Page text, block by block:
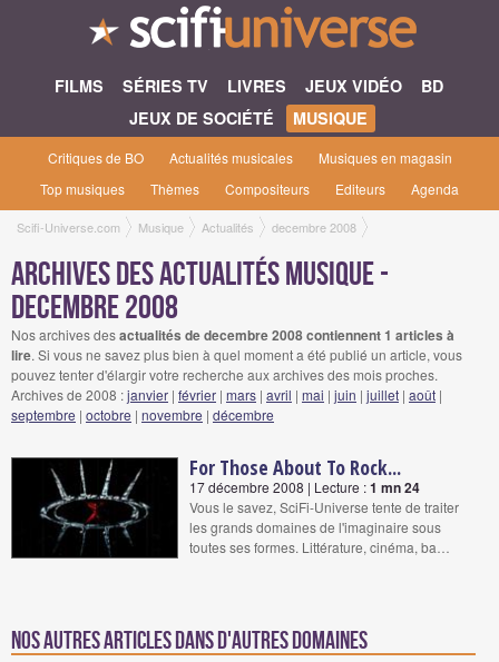
FILMS SÉRIES TV LIVRES JEUX VIDÉO
BD
JEUX DE SOCIÉTÉ
MUSIQUE
Critiques de BO Actualités musicales
Musiques en magasin
Top musiques
Thèmes Compositeurs Editeurs Agenda
Scifi-Universe.com Musique Actualités decembre 2008
Archives des actualités musique -
decembre 2008
Nos archives desactualités de decembre 2008 contiennent 1 articles à
lire. Si vous ne savez plus bien à quel moment a été publié un article, vous
pouvez tenter d'élargir votre recherche aux archives des mois proches.
Archives de 2008 :janvier | février | mars | avril | mai | juin | juillet | août |
septembre | octobre | novembre | décembre
For Those About To Rock...
17 décembre 2008 | Lecture :1 mn 24
Vous le savez, SciFi-Universe tente de traiter
les grands domaines de l'imaginaire sous
toutes ses formes. Littérature, cinéma, ba…
Nos autres articles dans d'autres domaines